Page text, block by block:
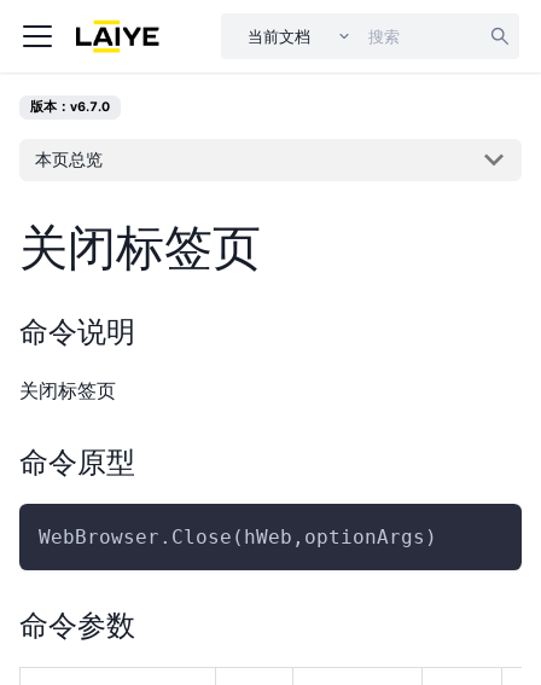
当前文档
版本：v6.7.0
本页总览
关闭标签页
命令说明
关闭标签页
命令原型
WebBrowser.Close(hWeb,optionArgs)
命令参数